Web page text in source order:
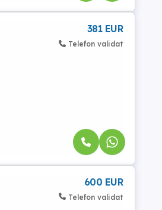
381 EUR
Telefon validat
600 EUR
Telefon validat